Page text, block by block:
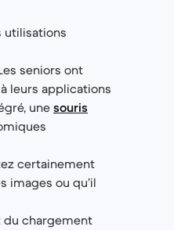
utilisations
seniors ont
leurs applications
unesouris
certainement
images ou qu’il
du chargement